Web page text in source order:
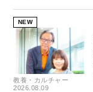
NEW
教養・カルチャー
2026.08.09